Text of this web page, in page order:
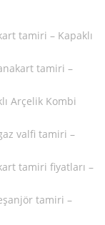
tamiri – Kapaklı
tamiri –
Arçelik Kombi
valfi tamiri –
tamiri fiyatları –
tamiri –